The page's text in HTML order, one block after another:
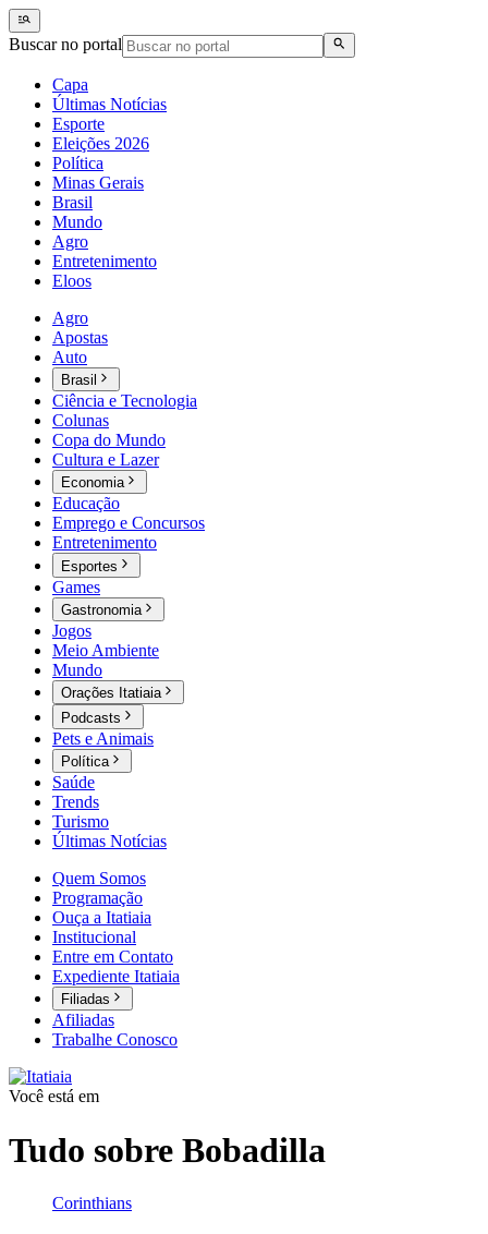
Buscar no portal
Capa
Últimas Notícias
Esporte
Eleições 2026
Política
Minas Gerais
Brasil
Mundo
Agro
Entretenimento
Eloos
Agro
Apostas
Auto
Brasil
Ciência e Tecnologia
Colunas
Copa do Mundo
Cultura e Lazer
Economia
Educação
Emprego e Concursos
Entretenimento
Esportes
Games
Gastronomia
Jogos
Meio Ambiente
Mundo
Orações Itatiaia
Podcasts
Pets e Animais
Política
Saúde
Trends
Turismo
Últimas Notícias
Quem Somos
Programação
Ouça a Itatiaia
Institucional
Entre em Contato
Expediente Itatiaia
Filiadas
Afiliadas
Trabalhe Conosco
Você está em
Tudo sobre Bobadilla
Corinthians